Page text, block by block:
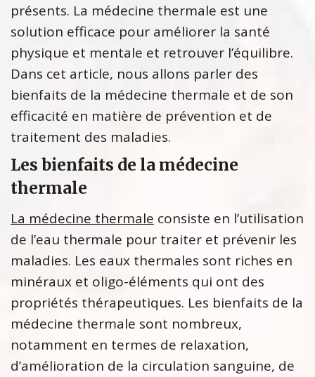
présents. La médecine thermale est une
solution efficace pour améliorer la santé
physique et mentale et retrouver l’équilibre.
Dans cet article, nous allons parler des
bienfaits de la médecine thermale et de son
efficacité en matière de prévention et de
traitement des maladies.
Les bienfaits de la médecine
thermale
La médecine thermale consiste en l’utilisation
de l’eau thermale pour traiter et prévenir les
maladies. Les eaux thermales sont riches en
minéraux et oligo-éléments qui ont des
propriétés thérapeutiques. Les bienfaits de la
médecine thermale sont nombreux,
notamment en termes de relaxation,
d’amélioration de la circulation sanguine, de